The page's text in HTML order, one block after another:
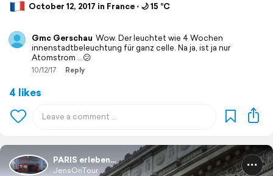
October 12, 2017 in France ⋅ 🌙 15 °C
Gmc Gerschau Wow. Der leuchtet wie 4 Wochen
innenstadtbeleuchtung für ganz celle. Na ja, ist ja nur
Atomstrom ...😕
10/12/17 Reply
4 likes
PARIS erleben...
JensOnTour